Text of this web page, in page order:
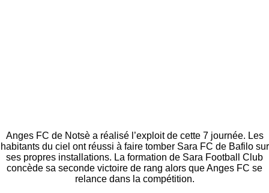
Anges FC de Notsè a réalisé l’exploit de cette 7 journée. Les
habitants du ciel ont réussi à faire tomber Sara FC de Bafilo sur
ses propres installations. La formation de Sara Football Club
concède sa seconde victoire de rang alors que Anges FC se
relance dans la compétition.